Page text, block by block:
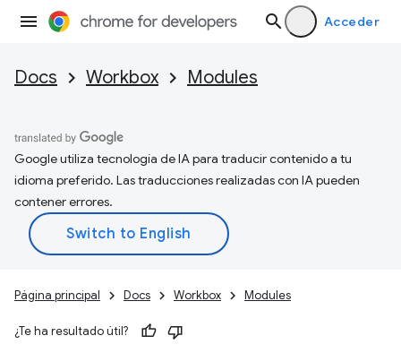
Acceder
Docs Workbox Modules
Google utiliza tecnología de IA para traducir contenido a tu
idioma preferido. Las traducciones realizadas con IA pueden
contener errores.
Página principal Docs Workbox Modules
¿Te ha resultado útil?